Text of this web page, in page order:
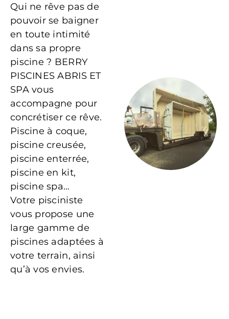
Qui ne rêve pas de
pouvoir se baigner
en toute intimité
dans sa propre
piscine ? BERRY
PISCINES ABRIS ET
SPA vous
accompagne pour
concrétiser ce rêve.
Piscine à coque,
piscine creusée,
piscine enterrée,
piscine en kit,
piscine spa…
Votre pisciniste
vous propose une
large gamme de
piscines adaptées à
votre terrain, ainsi
qu’à vos envies.